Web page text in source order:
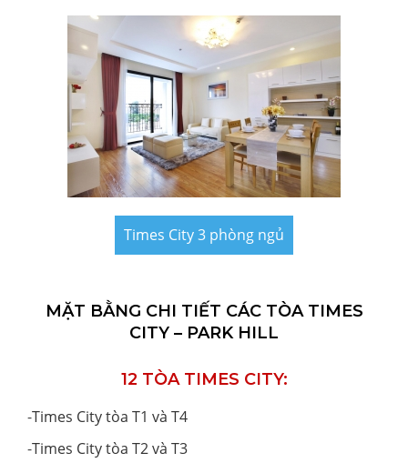
Times City 3 phòng ngủ
MẶT BẰNG CHI TIẾT CÁC TÒA TIMES
CITY – PARK HILL
12 TÒA TIMES CITY:
-Times City tòa T1 và T4
-Times City tòa T2 và T3